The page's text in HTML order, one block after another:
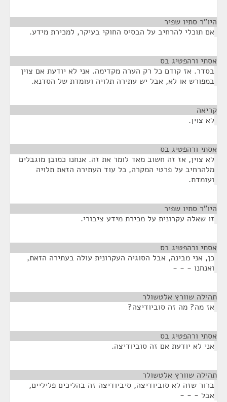
היו"ר סתיו שפיר
אם תוכלי להרחיב על הבסיס החוקי בעיקר, למכירת מידע.
אסתי ורהפטיג בס
בסדר. אז קודם כל רק הערה מקדימה. אני לא יודעת אם צוין
במפורש או לא, אבל יש עתירה תלויה ועומדת של הסדנא.
קריאה
לא צוין.
אסתי ורהפטיג בס
לא צוין, אז זה חשוב מאד לומר את זה. אנחנו כמובן מוגבלים
מלהרחיב על פרטי המקרה, כל עוד העתירה הזאת תלויה
ועומדת.
היו"ר סתיו שפיר
זו שאלה עקרונית על מכירת מידע ציבורי.
אסתי ורהפטיג בס
כן, אני מבינה, אבל הסוגיה העקרונית עולה בעתירה הזאת,
ואנחנו - - -
תהילה שוורץ אלטשולר
אז מה? מה זה סוביודיצה?
אסתי ורהפטיג בס
אני לא יודעת אם זה סוביודיצה.
תהילה שוורץ אלטשולר
ברור שזה לא סוביודיצה, סיביודיצה זה בהליכים פליליים,
אבל - - -